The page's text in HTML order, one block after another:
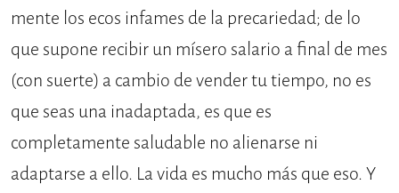
mente los ecos infames de la precariedad; de lo
que supone recibir un mísero salario a final de mes
(con suerte) a cambio de vender tu tiempo, no es
que seas una inadaptada, es que es
completamente saludable no alienarse ni
adaptarse a ello. La vida es mucho más que eso. Y